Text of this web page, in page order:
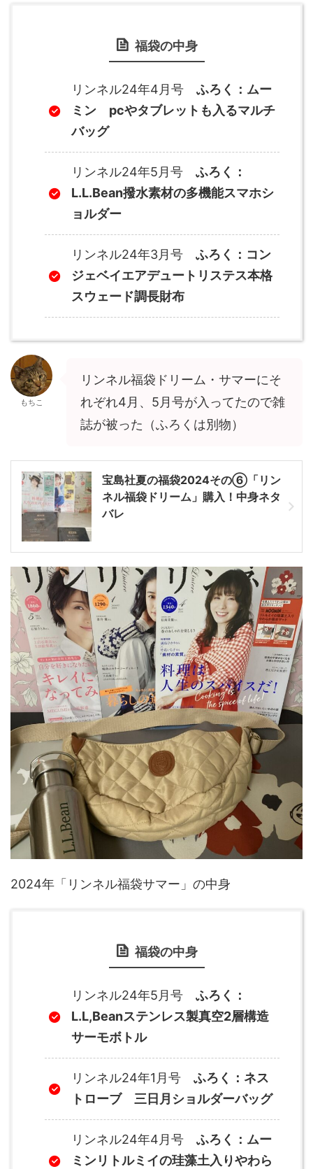
福袋の中身
リンネル24年4月号 ふろく：ムー
ミン pcやタブレットも入るマルチ
バッグ
リンネル24年5月号 ふろく：
L.L.Bean撥水素材の多機能スマホシ
ョルダー
リンネル24年3月号 ふろく：コン
ジェベイエアデュートリステス本格
スウェード調長財布
もちこ
リンネル福袋ドリーム・サマーにそ
れぞれ4月、5月号が入ってたので雑
誌が被った（ふろくは別物）
宝島社夏の福袋2024その⑥「リン
ネル福袋ドリーム」購入！中身ネタ
バレ
2024年「リンネル福袋サマー」の中身
福袋の中身
リンネル24年5月号 ふろく：
L.L,Beanステンレス製真空2層構造
サーモボトル
リンネル24年1月号 ふろく：ネス
トローブ 三日月ショルダーバッグ
リンネル24年4月号 ふろく：ムー
ミンリトルミイの珪藻土入りやわら